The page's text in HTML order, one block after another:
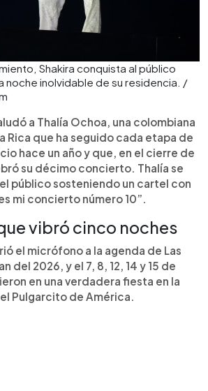
Shakira conquista al público
noche inolvidable de su residencia. /
a Thalía Ochoa, una colombiana
Rica que ha seguido cada etapa de
hace un año y que, en el cierre de
su décimo concierto. Thalía se
público sosteniendo un cartel con
mi concierto número 10”.
vibró cinco noches
el micrófono a la agenda de Las
del 2026, y el 7, 8, 12, 14 y 15 de
en una verdadera fiesta en la
Pulgarcito de América.